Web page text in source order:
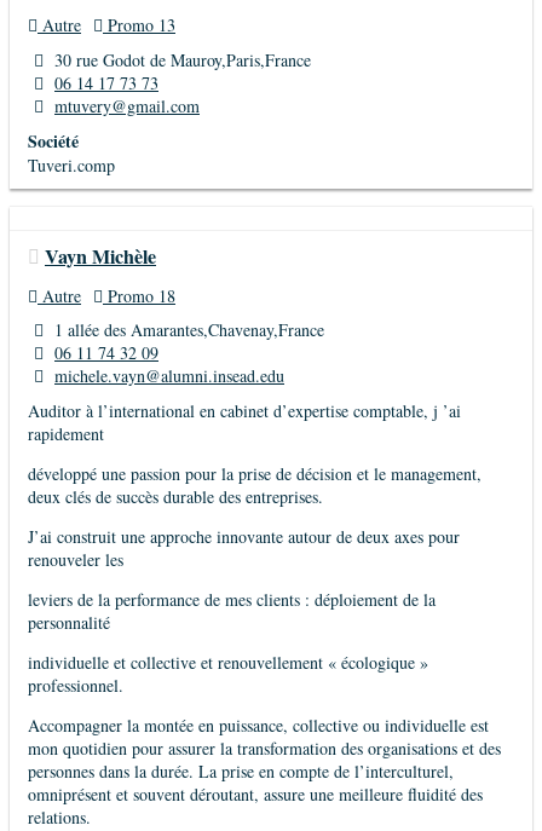
Autre
Promo 13
30 rue Godot de Mauroy,Paris,France
06 14 17 73 73
mtuvery@gmail.com
Société
Tuveri.comp
Vayn Michèle
Autre
Promo 18
1 allée des Amarantes,Chavenay,France
06 11 74 32 09
michele.vayn@alumni.insead.edu
Auditor à l’international en cabinet d’expertise comptable, j ’ai
rapidement
développé une passion pour la prise de décision et le management,
deux clés de succès durable des entreprises.
J’ai construit une approche innovante autour de deux axes pour
renouveler les
leviers de la performance de mes clients : déploiement de la
personnalité
individuelle et collective et renouvellement « écologique »
professionnel.
Accompagner la montée en puissance, collective ou individuelle est
mon quotidien pour assurer la transformation des organisations et des
personnes dans la durée. La prise en compte de l’interculturel,
omniprésent et souvent déroutant, assure une meilleure fluidité des
relations.